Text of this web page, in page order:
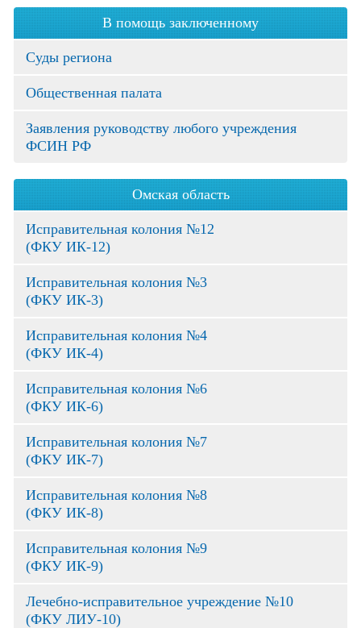
В помощь заключенному
Суды региона
Общественная палата
Заявления руководству любого учреждения
ФСИН РФ
Омская область
Исправительная колония №12
(ФКУ ИК-12)
Исправительная колония №3
(ФКУ ИК-3)
Исправительная колония №4
(ФКУ ИК-4)
Исправительная колония №6
(ФКУ ИК-6)
Исправительная колония №7
(ФКУ ИК-7)
Исправительная колония №8
(ФКУ ИК-8)
Исправительная колония №9
(ФКУ ИК-9)
Лечебно-исправительное учреждение №10
(ФКУ ЛИУ-10)